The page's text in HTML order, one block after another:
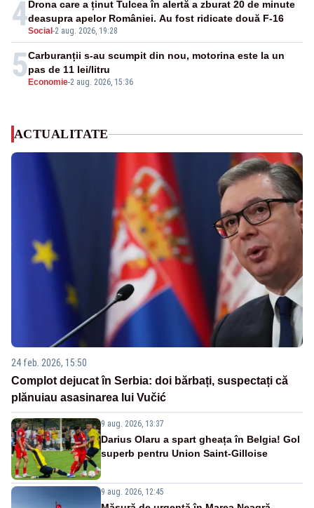
4Social -2 aug. 2026, 19:28
Drona care a ținut Tulcea în alertă a zburat 20 de minute
deasupra apelor României. Au fost ridicate două F-16
5 Economie-2 aug. 2026, 15:36
Carburanții s-au scumpit din nou, motorina este la un
pas de 11 lei/litru
ACTUALITATE
24 feb. 2026, 15:50
Complot dejucat în Serbia: doi bărbați, suspectați că
plănuiau asasinarea lui Vučić
9 aug. 2026, 13:37
Darius Olaru a spart gheața în Belgia! Gol
superb pentru Union Saint-Gilloise
9 aug. 2026, 12:45